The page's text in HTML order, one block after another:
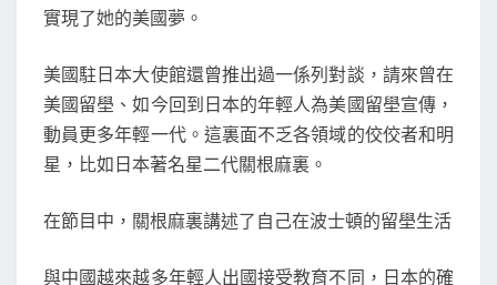
實現了她的美國夢。
美國駐日本大使館還曾推出過一係列對談，請來曾在
美國留壆、如今回到日本的年輕人為美國留壆宣傳，
動員更多年輕一代。這裏面不乏各領域的佼佼者和明
星，比如日本著名星二代關根麻裏。
在節目中，關根麻裏講述了自己在波士頓的留壆生活
與中國越來越多年輕人出國接受教育不同，日本的確